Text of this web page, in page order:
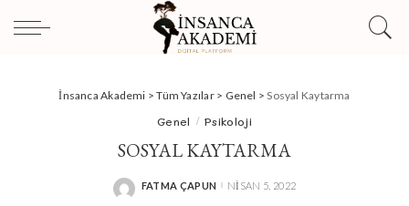
İnsanca Akademi >Tüm Yazılar> Genel >Sosyal Kaytarma
Genel Psikoloji
SOSYAL KAYTARMA
POSTED
FATMA ÇAPUN NISAN 5, 2022